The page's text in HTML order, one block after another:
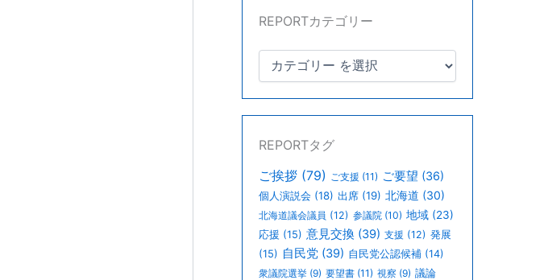
REPORTカテゴリー
REPORTタグ
ご挨拶 (79) ご支援 (11) ご要望 (36)
個人演説会 (18) 出席 (19) 北海道 (30)
北海道議会議員 (12) 参議院 (10) 地域 (23)
応援 (15) 意見交換 (39) 支援 (12) 発展
(15) 自民党 (39) 自民党公認候補 (14)
衆議院選挙 (9) 要望書 (11) 視察 (9) 議論